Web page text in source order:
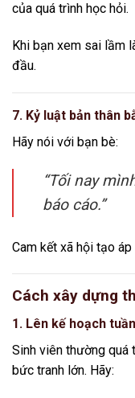
của quá trình học hỏi.
Khi bạn xem sai lầm
đầu.
7. Kỷ luật bản thân
Hãy nói với bạn bè:
“Tối nay
báo cáo.”
Cam kết xã hội tạo
Cách xây dựng
1. Lên kế hoạch
Sinh viên thường quá
bức tranh lớn. Hãy: